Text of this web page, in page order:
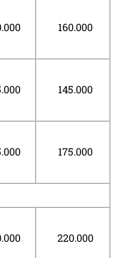
160.000
145.000
175.000
220.000